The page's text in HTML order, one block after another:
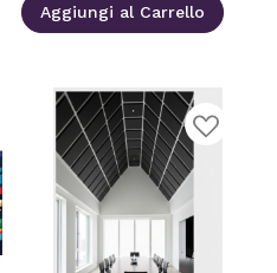
Aggiungi al Carrello
Aggiungi
lista